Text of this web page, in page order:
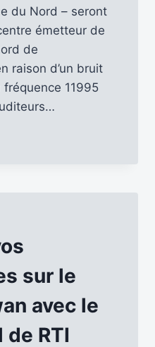
du Nord – seront
émetteur de
de
raison d’un bruit
11995
sur le
avec le
RTI